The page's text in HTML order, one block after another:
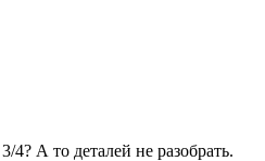
А то деталей не разобрать.